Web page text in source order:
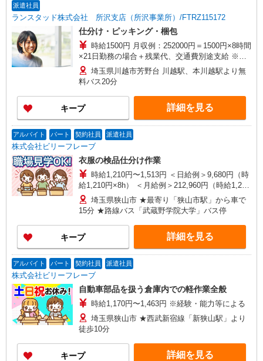
派遣社員
ランスタッド株式会社 所沢支店（所沢事業所）/FTRZ115172
仕分け・ピッキング・梱包
時給1500円 月収例：252000円＝1500円×8時間
×21日勤務の場合＋残業代、交通費別途支給 ※交
通費実費支給／当社規定あり。
埼玉県川越市芳野台 川越駅、本川越駅より無
料バス20分
キープ 詳細を見る
アルバイト パート 契約社員 派遣社員
株式会社ビリーフレーブ
衣服の検品仕分け作業
時給1,210円〜1,513円 ＜日給例＞9,680円（時
給1,210円×8h） ＜月給例＞212,960円（時給1,210
円×8h×22日） ※経験・能力等による
埼玉県狭山市 ★最寄り「狭山市駅」から車で
15分 ★路線バス「武蔵野学院大学」バス停
キープ 詳細を見る
アルバイト パート 契約社員 派遣社員
株式会社ビリーフレーブ
自動車部品を扱う倉庫内での軽作業全般
時給1,170円〜1,463円 ※経験・能力等による
埼玉県狭山市 ★西武新宿線「新狭山駅」より
徒歩10分
キープ 詳細を見る